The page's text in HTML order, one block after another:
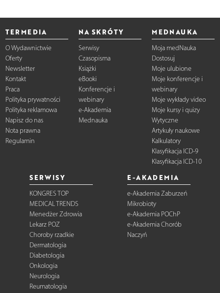
TERMEDIA
O Wydawnictwie
Oferty
Newsletter
Kontakt
Praca
Polityka prywatności
Polityka reklamowa
Napisz do nas
Nota prawna
Regulamin
NA SKRÓTY
Serwisy
Czasopisma
Książki
eBooki
Konferencje i
webinary
e-Akademia
Mednauka
MEDNAUKA
Moja medNauka
Dostosuj
Moje ulubione
Moje konferencje i
webinary
Moje wykłady video
Moje kursy i quizy
Wytyczne
Artykuły naukowe
Kalkulatory
Klasyfikacja ICD-9
Klasyfikacja ICD-10
SERWISY
KONGRES TOP
MEDICAL TRENDS
Menedżer Zdrowia
Lekarz POZ
Choroby rzadkie
Dermatologia
Diabetologia
Onkologia
Neurologia
Reumatologia
E-AKADEMIA
e-Akademia Zaburzeń
Mikrobioty
e-Akademia POChP
e-Akademia Chorób
Naczyń